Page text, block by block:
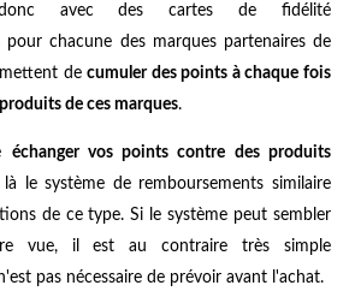
avec des cartes de fidélité
pour chacune des marques partenaires de
decumuler des points à chaque fois
de ces marques.
échanger vos points contre des produits
le système de remboursements similaire
de ce type. Si le système peut sembler
vue, il est au contraire très simple
pas nécessaire de prévoir avant l'achat.